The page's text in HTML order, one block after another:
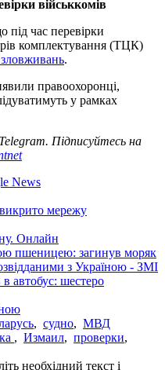
військкомів
час перевірки
комплектування (ТЦК)
.
правоохоронці,
у рамках
Підписуйтесь на
News
мережу
Онлайн
пшеницею: загинув моряк
з Україною - ЗМІ
автобус: шестеро
, судно, МВД
, Измаил, проверки,
необхідний текст і